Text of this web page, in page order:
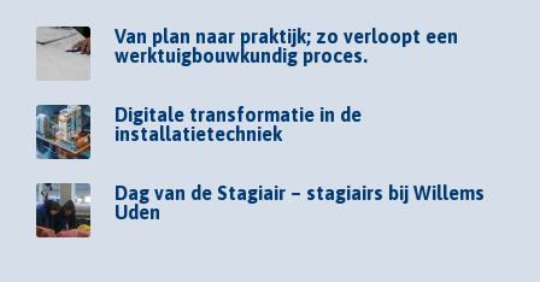
Van plan naar praktijk; zo verloopt een
werktuigbouwkundig proces.
Digitale transformatie in de
installatietechniek
Dag van de Stagiair – stagiairs bij Willems
Uden